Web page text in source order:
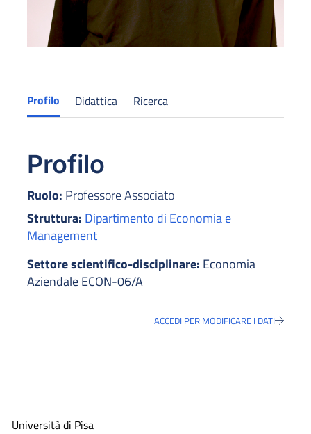
Profilo Didattica Ricerca
Profilo
Ruolo: Professore Associato
Struttura: Dipartimento di Economia e
Management
Settore scientifico-disciplinare: Economia
Aziendale ECON-06/A
ACCEDI PER MODIFICARE I DATI
Università di Pisa